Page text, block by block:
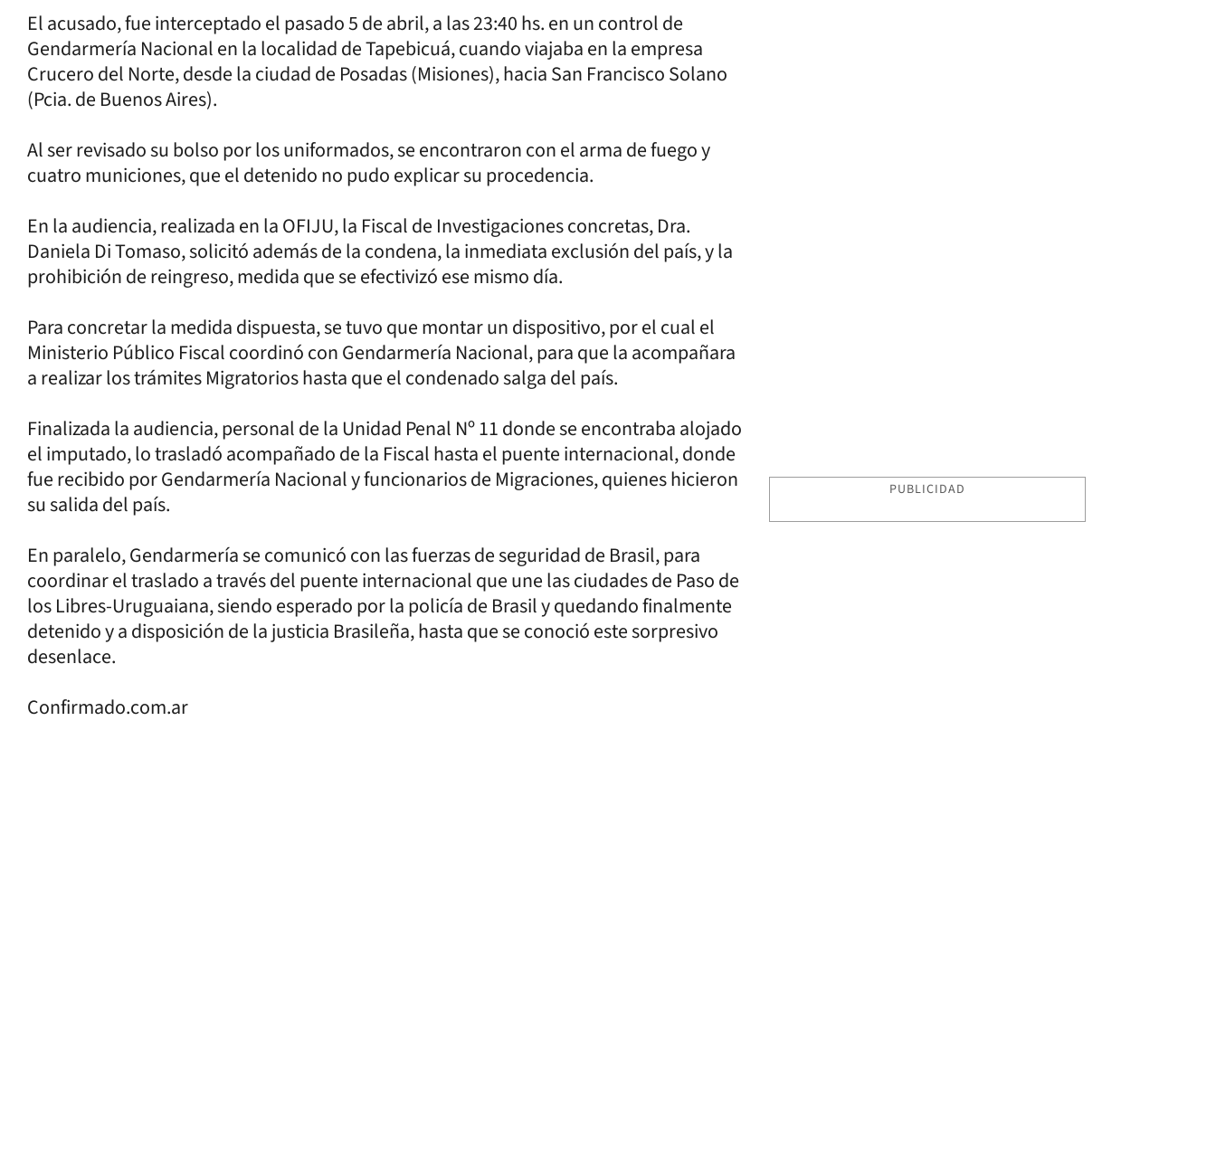
El acusado, fue interceptado el pasado 5 de abril, a las 23:40 hs. en un control de
Gendarmería Nacional en la localidad de Tapebicuá, cuando viajaba en la empresa
Crucero del Norte, desde la ciudad de Posadas (Misiones), hacia San Francisco Solano
(Pcia. de Buenos Aires).
Al ser revisado su bolso por los uniformados, se encontraron con el arma de fuego y
cuatro municiones, que el detenido no pudo explicar su procedencia.
En la audiencia, realizada en la OFIJU, la Fiscal de Investigaciones concretas, Dra.
Daniela Di Tomaso, solicitó además de la condena, la inmediata exclusión del país, y la
prohibición de reingreso, medida que se efectivizó ese mismo día.
Para concretar la medida dispuesta, se tuvo que montar un dispositivo, por el cual el
Ministerio Público Fiscal coordinó con Gendarmería Nacional, para que la acompañara
a realizar los trámites Migratorios hasta que el condenado salga del país.
Finalizada la audiencia, personal de la Unidad Penal Nº 11 donde se encontraba alojado
el imputado, lo trasladó acompañado de la Fiscal hasta el puente internacional, donde
fue recibido por Gendarmería Nacional y funcionarios de Migraciones, quienes hicieron
su salida del país.
En paralelo, Gendarmería se comunicó con las fuerzas de seguridad de Brasil, para
coordinar el traslado a través del puente internacional que une las ciudades de Paso de
los Libres-Uruguaiana, siendo esperado por la policía de Brasil y quedando finalmente
detenido y a disposición de la justicia Brasileña, hasta que se conoció este sorpresivo
desenlace.
Confirmado.com.ar
PUBLICIDAD